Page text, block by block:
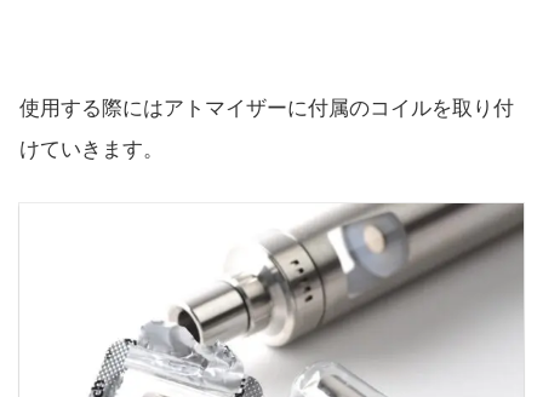
使用する際にはアトマイザーに付属のコイルを取り付
けていきます。